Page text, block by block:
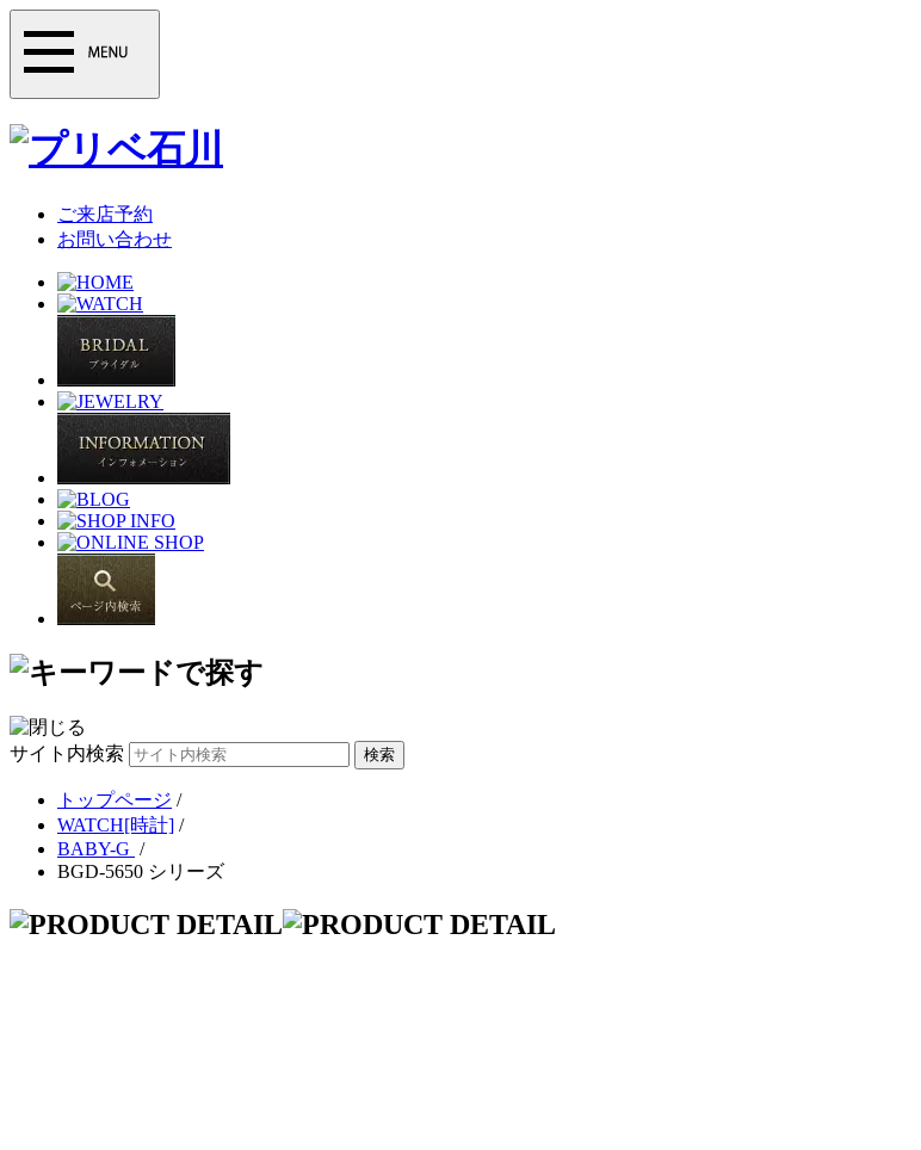
ご来店予約
お問い合わせ
サイト内検索
トップページ /
WATCH[時計] /
BABY-G /
BGD-5650 シリーズ